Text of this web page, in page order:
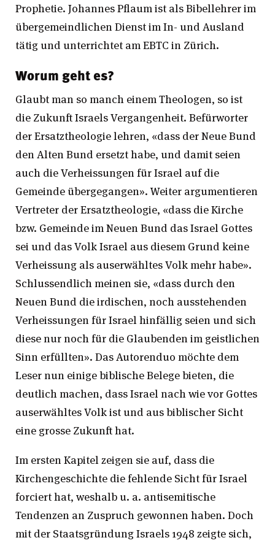
Prophetie. Johannes Pflaum ist als Bibellehrer im
übergemeindlichen Dienst im In- und Ausland
tätig und unterrichtet am EBTC in Zürich.
Worum geht es?
Glaubt man so manch einem Theologen, so ist
die Zukunft Israels Vergangenheit. Befürworter
der Ersatztheologie lehren, «dass der Neue Bund
den Alten Bund ersetzt habe, und damit seien
auch die Verheissungen für Israel auf die
Gemeinde übergegangen». Weiter argumentieren
Vertreter der Ersatztheologie, «dass die Kirche
bzw. Gemeinde im Neuen Bund das Israel Gottes
sei und das Volk Israel aus diesem Grund keine
Verheissung als auserwähltes Volk mehr habe».
Schlussendlich meinen sie, «dass durch den
Neuen Bund die irdischen, noch ausstehenden
Verheissungen für Israel hinfällig seien und sich
diese nur noch für die Glaubenden im geistlichen
Sinn erfüllten». Das Autorenduo möchte dem
Leser nun einige biblische Belege bieten, die
deutlich machen, dass Israel nach wie vor Gottes
auserwähltes Volk ist und aus biblischer Sicht
eine grosse Zukunft hat.
Im ersten Kapitel zeigen sie auf, dass die
Kirchengeschichte die fehlende Sicht für Israel
forciert hat, weshalb u. a. antisemitische
Tendenzen an Zuspruch gewonnen haben. Doch
mit der Staatsgründung Israels 1948 zeigte sich,